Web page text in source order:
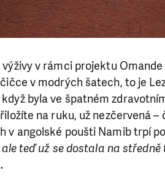
v rámci projektu
v modrých šatech, to je
byla ve špatném
na ruku, už nezčervená –
v angolské poušti Namib trpí
teď už se dostala na středně